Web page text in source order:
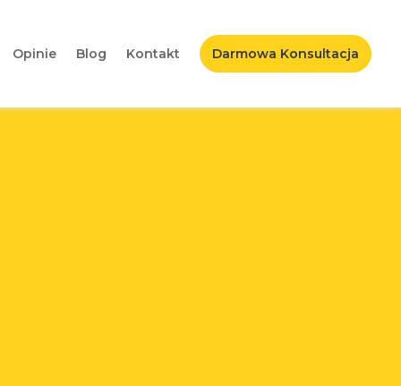
Opinie Blog Kontakt Darmowa Konsultacja